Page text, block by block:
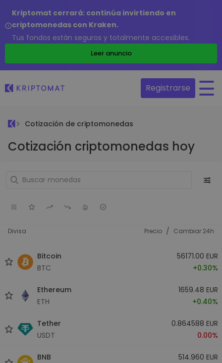
Kriptomat cerrará: continúa invirtiendo en
criptomonedas con Kraken.
Tus fondos están seguros y totalmente accesibles.
Leer anuncio
Registrarse
Cotización de criptomonedas
Cotización criptomonedas hoy
Divisa Precio / Cambiar 24h
Bitcoin
BTC
56171.00 EUR
+0.30%
Ethereum
ETH
1659.48 EUR
+0.40%
Tether
USDT
0.864588 EUR
0.00%
BNB
514.960 EUR